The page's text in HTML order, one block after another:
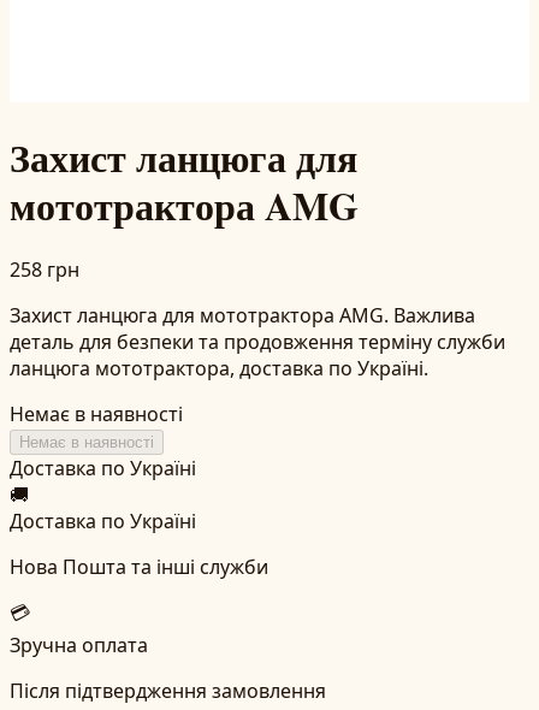
Захист ланцюга для
мототрактора AMG
258 грн
Захист ланцюга для мототрактора AMG. Важлива
деталь для безпеки та продовження терміну служби
ланцюга мототрактора, доставка по Україні.
Немає в наявності
Немає в наявності
Доставка по Україні
🚚
Доставка по Україні
Нова Пошта та інші служби
💳
Зручна оплата
Після підтвердження замовлення